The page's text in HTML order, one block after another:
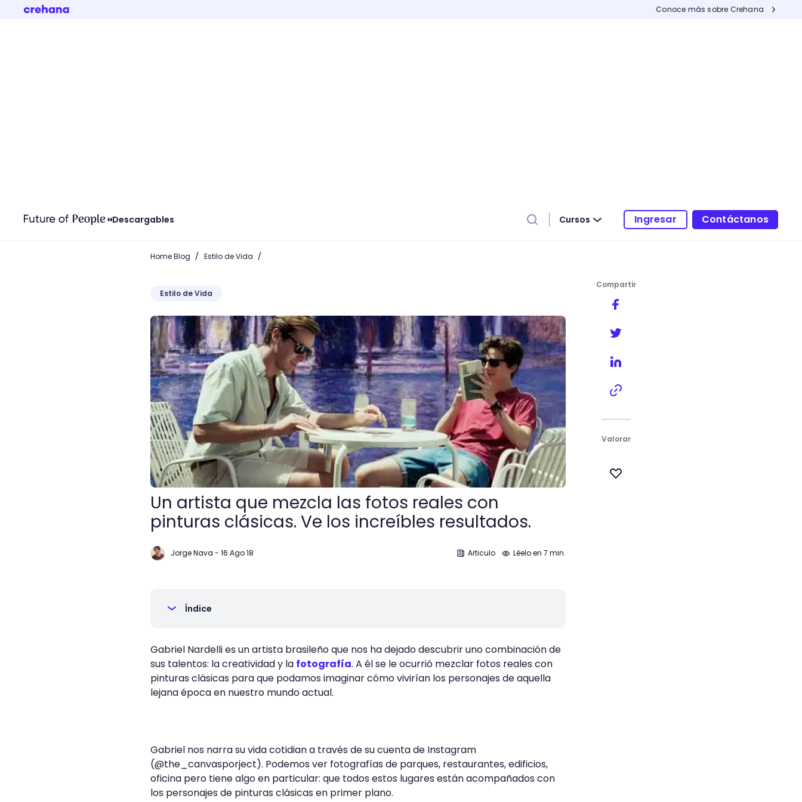
Conoce más sobre Crehana
Descargables Cursos Ingresar Contáctanos
Home Blog / Estilo de Vida /
Estilo de Vida
Un artista que mezcla las fotos reales con pinturas clásicas. Ve los increíbles resultados.
Un artista que mezcla las fotos reales con
pinturas clásicas. Ve los increíbles resultados.
Jorge Nava - 16 Ago 18 Articulo Léelo en 7 min.
Índice
Gabriel Nardelli es un artista brasileño que nos ha dejado descubrir uno combinación de
sus talentos: la creatividad y la fotografía. A él se le ocurrió mezclar fotos reales con
pinturas clásicas para que podamos imaginar cómo vivirían los personajes de aquella
lejana época en nuestro mundo actual.
Gabriel nos narra su vida cotidian a través de su cuenta de Instagram
(@the_canvasporject). Podemos ver fotografías de parques, restaurantes, edificios,
oficina pero tiene algo en particular: que todos estos lugares están acompañados con
los personajes de pinturas clásicas en primer plano.
Compartir
Valorar